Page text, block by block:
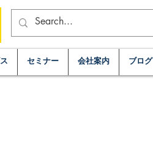
セミナー 会社案内 ブログ